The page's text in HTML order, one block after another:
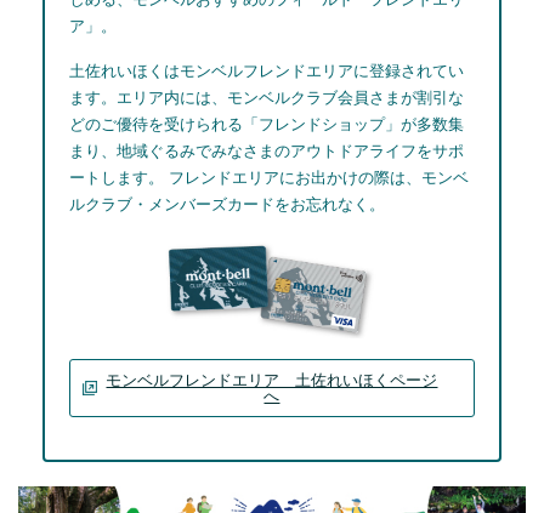
ア」。
土佐れいほくはモンベルフレンドエリアに登録されてい
ます。エリア内には、モンベルクラブ会員さまが割引な
どのご優待を受けられる「フレンドショップ」が多数集
まり、地域ぐるみでみなさまのアウトドアライフをサポ
ートします。 フレンドエリアにお出かけの際は、モンベ
ルクラブ・メンバーズカードをお忘れなく。
モンベルフレンドエリア 土佐れいほくページ
へ